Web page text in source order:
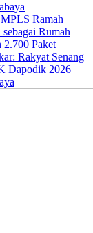
MPLS Ramah
Rumah
Paket
Rakyat Senang
Dapodik 2026